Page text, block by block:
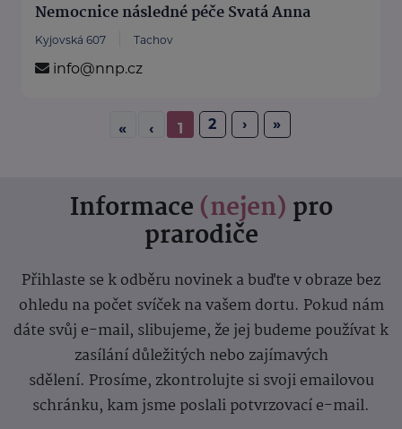
Nemocnice následné péče Svatá Anna
Kyjovská 607 Tachov
info@nnp.cz
« ‹ 1 2 › »
Informace (nejen) pro
prarodiče
Přihlaste se k odběru novinek a buďte v obraze bez
ohledu na počet svíček na vašem dortu. Pokud nám
dáte svůj e-mail, slibujeme, že jej budeme používat k
zasílání důležitých nebo zajímavých
sdělení. Prosíme, zkontrolujte si svoji emailovou
schránku, kam jsme poslali potvrzovací e-mail.